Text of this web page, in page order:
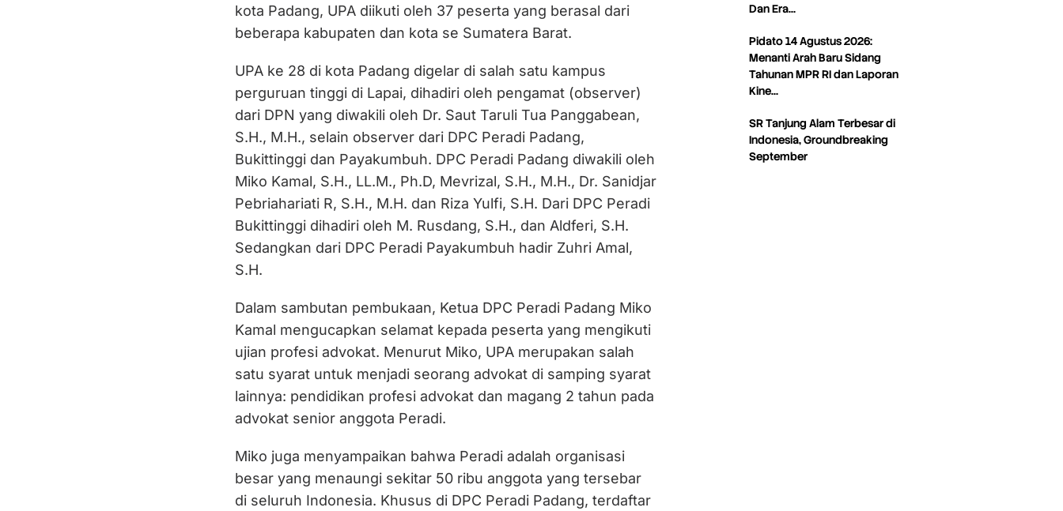
kota Padang, UPA diikuti oleh 37 peserta yang berasal dari
beberapa kabupaten dan kota se Sumatera Barat.
UPA ke 28 di kota Padang digelar di salah satu kampus
perguruan tinggi di Lapai, dihadiri oleh pengamat (observer)
dari DPN yang diwakili oleh Dr. Saut Taruli Tua Panggabean,
S.H., M.H., selain observer dari DPC Peradi Padang,
Bukittinggi dan Payakumbuh. DPC Peradi Padang diwakili oleh
Miko Kamal, S.H., LL.M., Ph.D, Mevrizal, S.H., M.H., Dr. Sanidjar
Pebriahariati R, S.H., M.H. dan Riza Yulfi, S.H. Dari DPC Peradi
Bukittinggi dihadiri oleh M. Rusdang, S.H., dan Aldferi, S.H.
Sedangkan dari DPC Peradi Payakumbuh hadir Zuhri Amal,
S.H.
Dalam sambutan pembukaan, Ketua DPC Peradi Padang Miko
Kamal mengucapkan selamat kepada peserta yang mengikuti
ujian profesi advokat. Menurut Miko, UPA merupakan salah
satu syarat untuk menjadi seorang advokat di samping syarat
lainnya: pendidikan profesi advokat dan magang 2 tahun pada
advokat senior anggota Peradi.
Miko juga menyampaikan bahwa Peradi adalah organisasi
besar yang menaungi sekitar 50 ribu anggota yang tersebar
di seluruh Indonesia. Khusus di DPC Peradi Padang, terdaftar
Dan Era…
Pidato 14 Agustus 2026:
Menanti Arah Baru Sidang
Tahunan MPR RI dan Laporan
Kine…
SR Tanjung Alam Terbesar di
Indonesia, Groundbreaking
September